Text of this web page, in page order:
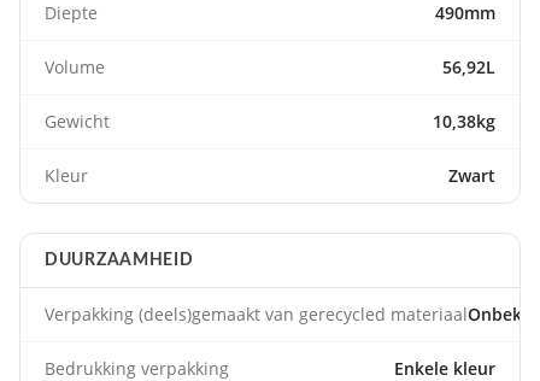
Diepte 490mm
Volume 56,92L
Gewicht 10,38kg
Kleur Zwart
DUURZAAMHEID
Verpakking (deels)gemaakt van gerecycled materiaal
Bedrukking verpakking Enkele kleur